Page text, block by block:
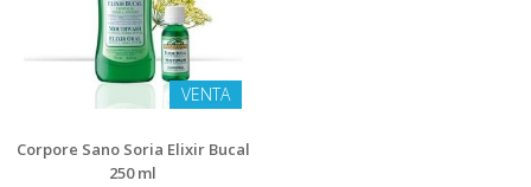
VENTA
Corpore Sano Soria Elixir Bucal
250 ml